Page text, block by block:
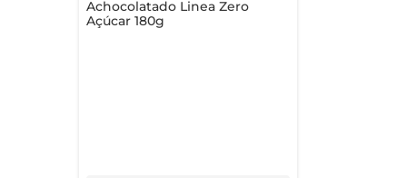
Achocolatado Linea Zero
Açúcar 180g